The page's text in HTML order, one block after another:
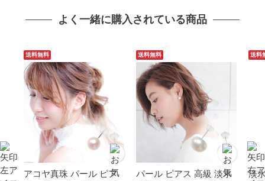
よく一緒に購入されている商品
送料無料
アコヤ真珠 パール ピア
送料無料
パール ピアス 高級 淡水
送料
淡